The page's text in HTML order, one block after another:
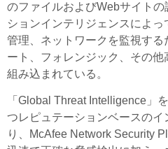
のファイルおよびWebサイト
ションインテリジェンスによっ
管理、ネットワークを監視す
ート、フォレンジック、その
組み込まれている。
「Global Threat Intelligence」
つレピュテーションベースのイ
り、McAfee Network Security